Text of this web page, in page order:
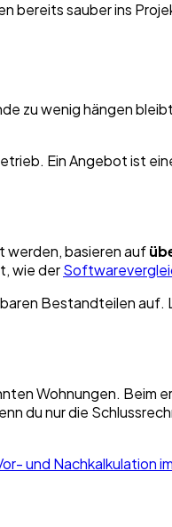
sauber ins
zu wenig hängen
Ein Angebot ist
werden, basieren auf
wie der
Bestandteilen
Wohnungen. Beim
du nur die
und Nachkalkulation